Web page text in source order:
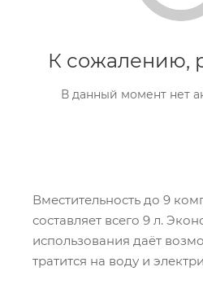
К сожалению,
В данный момент нет
Вместительность до 9
составляет всего 9 л.
использования даёт
тратится на воду и